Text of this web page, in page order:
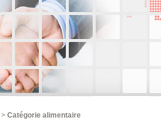
> Catégorie alimentaire